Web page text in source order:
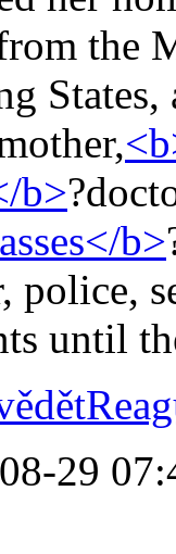
the
b>
b>
police,
until
29